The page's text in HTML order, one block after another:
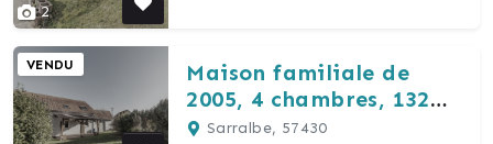
2
VENDU
Maison familiale de
2005, 4 chambres, 132
m² habitable
Sarralbe, 57430